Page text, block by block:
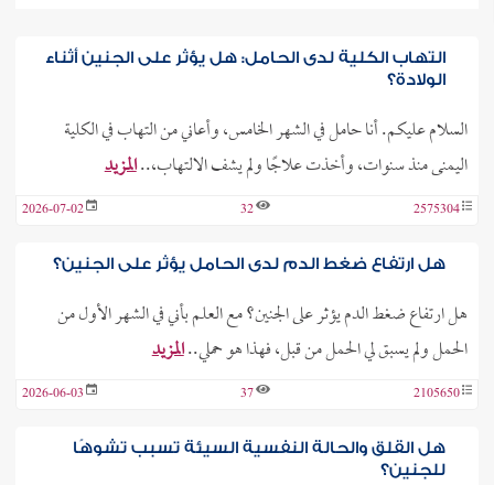
التهاب الكلية لدى الحامل: هل يؤثر على الجنين أثناء
الولادة؟
السلام عليكم. أنا حامل في الشهر الخامس، وأعاني من التهاب في الكلية
اليمنى منذ سنوات، وأخذت علاجًا ولم يشف الالتهاب،..المزيد
2575304
32
2026-07-02
هل ارتفاع ضغط الدم لدى الحامل يؤثر على الجنين؟
هل ارتفاع ضغط الدم يؤثر على الجنين؟ مع العلم بأني في الشهر الأول من
الحمل ولم يسبق لي الحمل من قبل، فهذا هو حملي..المزيد
2105650
37
2026-06-03
هل القلق والحالة النفسية السيئة تسبب تشوهًا
للجنين؟